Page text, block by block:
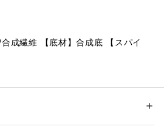
成繊維 【底材】合成底 【スパイ
式(7mm・3mm)